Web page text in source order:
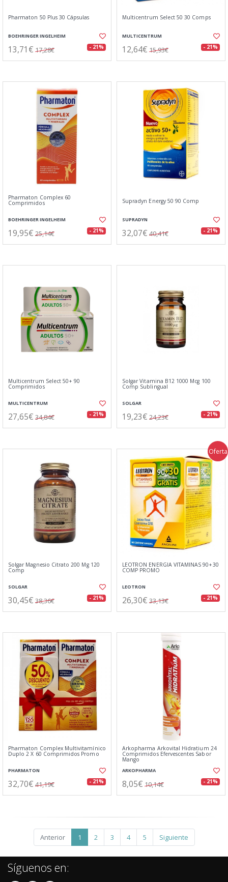
Pharmaton 50 Plus 30 Cápsulas
BOEHRINGER INGELHEIM
13,71€ 17,28€ - 21%
Multicentrum Select 50 30 Comps
MULTICENTRUM
12,64€ 15,93€ - 21%
Pharmaton Complex 60
Comprimidos
BOEHRINGER INGELHEIM
19,95€ 25,14€ - 21%
Supradyn Energy 50 90 Comp
SUPRADYN
32,07€ 40,41€ - 21%
Multicentrum Select 50+ 90
Comprimidos
MULTICENTRUM
27,65€ 34,84€ - 21%
Solgar Vitamina B12 1000 Mcg 100
Comp Sublingual
SOLGAR
19,23€ 24,23€ - 21%
Solgar Magnesio Citrato 200 Mg 120
Comp
SOLGAR
30,45€ 38,36€ - 21%
Oferta
LEOTRON ENERGIA VITAMINAS 90+30
COMP PROMO
LEOTRON
26,30€ 33,13€ - 21%
Pharmaton Complex Multivitamínico
Duplo 2 X 60 Comprimidos Promo
PHARMATON
32,70€ 41,19€ - 21%
Arkopharma Arkovital Hidratium 24
Comprimidos Efervescentes Sabor
Mango
ARKOPHARMA
8,05€ 10,14€ - 21%
Anterior 1 2 3 4 5 Siguiente
Síguenos en: